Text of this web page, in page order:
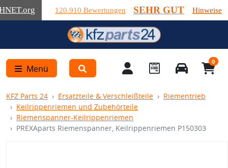
.org 120.910 Bewertungen SEHR GUT Hinweise
Menü
0
KFZ Parts 24 Ersatzteile & Verschleißteile
Riementrieb
Keilrippenriemen und Zubehörteile
Riemenspanner-Keilrippenriemen
PREXAparts Riemenspanner, Keilrippenriemen P150303